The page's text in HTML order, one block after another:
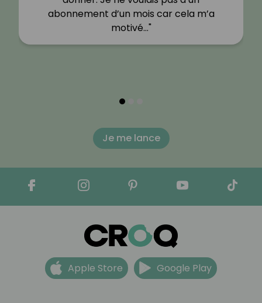
abonnement d’un mois car cela m’a
motivé…"
Je me lance
Apple Store Google Play